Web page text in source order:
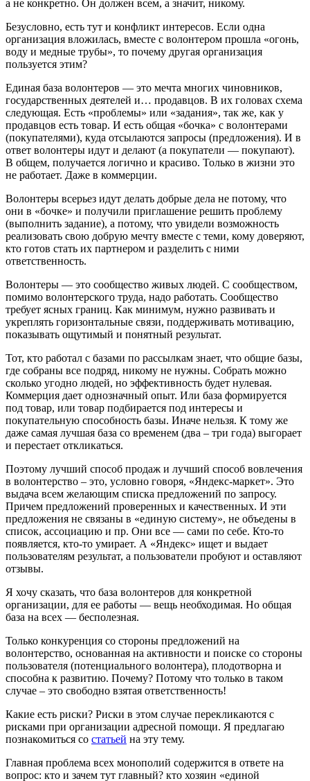
а не конкретно. Он должен всем, а значит, никому.
Безусловно, есть тут и конфликт интересов. Если одна
организация вложилась, вместе с волонтером прошла «огонь,
воду и медные трубы», то почему другая организация
пользуется этим?
Единая база волонтеров — это мечта многих чиновников,
государственных деятелей и… продавцов. В их головах схема
следующая. Есть «проблемы» или «задания», так же, как у
продавцов есть товар. И есть общая «бочка» с волонтерами
(покупателями), куда отсылаются запросы (предложения). И в
ответ волонтеры идут и делают (а покупатели — покупают).
В общем, получается логично и красиво. Только в жизни это
не работает. Даже в коммерции.
Волонтеры всерьез идут делать добрые дела не потому, что
они в «бочке» и получили приглашение решить проблему
(выполнить задание), а потому, что увидели возможность
реализовать свою добрую мечту вместе с теми, кому доверяют,
кто готов стать их партнером и разделить с ними
ответственность.
Волонтеры — это сообщество живых людей. С сообществом,
помимо волонтерского труда, надо работать. Сообщество
требует ясных границ. Как минимум, нужно развивать и
укреплять горизонтальные связи, поддерживать мотивацию,
показывать ощутимый и понятный результат.
Тот, кто работал с базами по рассылкам знает, что общие базы,
где собраны все подряд, никому не нужны. Собрать можно
сколько угодно людей, но эффективность будет нулевая.
Коммерция дает однозначный опыт. Или база формируется
под товар, или товар подбирается под интересы и
покупательную способность базы. Иначе нельзя. К тому же
даже самая лучшая база со временем (два – три года) выгорает
и перестает откликаться.
Поэтому лучший способ продаж и лучший способ вовлечения
в волонтерство – это, условно говоря, «Яндекс-маркет». Это
выдача всем желающим списка предложений по запросу.
Причем предложений проверенных и качественных. И эти
предложения не связаны в «единую систему», не объедены в
список, ассоциацию и пр. Они все — сами по себе. Кто-то
появляется, кто-то умирает. А «Яндекс» ищет и выдает
пользователям результат, а пользователи пробуют и оставляют
отзывы.
Я хочу сказать, что база волонтеров для конкретной
организации, для ее работы — вещь необходимая. Но общая
база на всех — бесполезная.
Только конкуренция со стороны предложений на
волонтерство, основанная на активности и поиске со стороны
пользователя (потенциального волонтера), плодотворна и
способна к развитию. Почему? Потому что только в таком
случае – это свободно взятая ответственность!
Какие есть риски? Риски в этом случае перекликаются с
рисками при организации адресной помощи. Я предлагаю
познакомиться со статьей на эту тему.
Главная проблема всех монополий содержится в ответе на
вопрос: кто и зачем тут главный? кто хозяин «единой